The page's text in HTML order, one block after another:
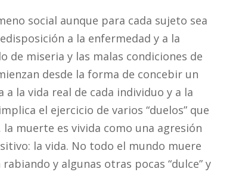
social aunque para cada sujeto sea
a la enfermedad y a la
de miseria y las malas condiciones de
desde la forma de concebir un
la vida real de cada individuo y a la
el ejercicio de varios “duelos” que
muerte es vivida como una agresión
la vida. No todo el mundo muere
y algunas otras pocas “dulce” y